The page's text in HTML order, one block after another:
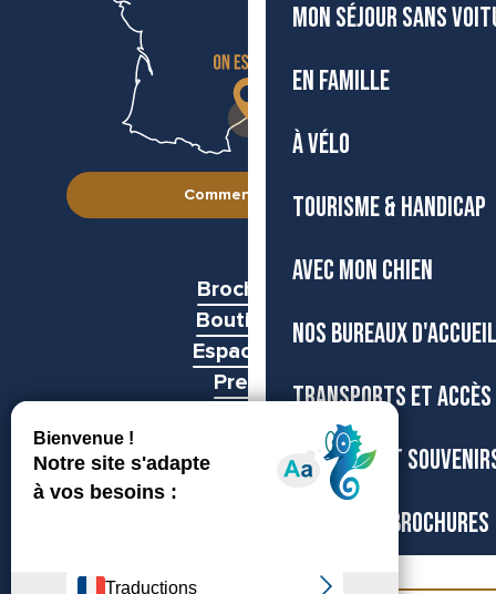
MON SÉJOUR SANS
EN FAMILLE
À VÉLO
TOURISME & HANDICAP
AVEC MON CHIEN
NOS BUREAUX D'ACCUEIL
TRANSPORTS ET ACCÈS
BOUTIQUE ET
CARTES ET BROCHURES
Comment venir ?
Brochures
Boutiques
Espace pro
Presse